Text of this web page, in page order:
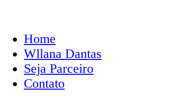
Home
Wllana Dantas
Seja Parceiro
Contato